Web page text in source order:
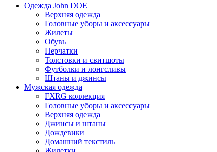
Одежда John DOE
Верхняя одежда
Головные уборы и аксессуары
Жилеты
Обувь
Перчатки
Толстовки и свитшоты
Футболки и лонгсливы
Штаны и джинсы
Мужская одежда
FXRG коллекция
Головные уборы и аксессуары
Верхняя одежда
Джинсы и штаны
Дождевики
Домашний текстиль